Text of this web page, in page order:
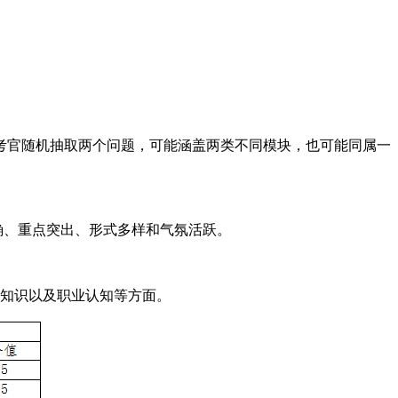
随机抽取两个问题，可能涵盖两类不同模块，也可能同属一
重点突出、形式多样和气氛活跃。
识以及职业认知等方面。